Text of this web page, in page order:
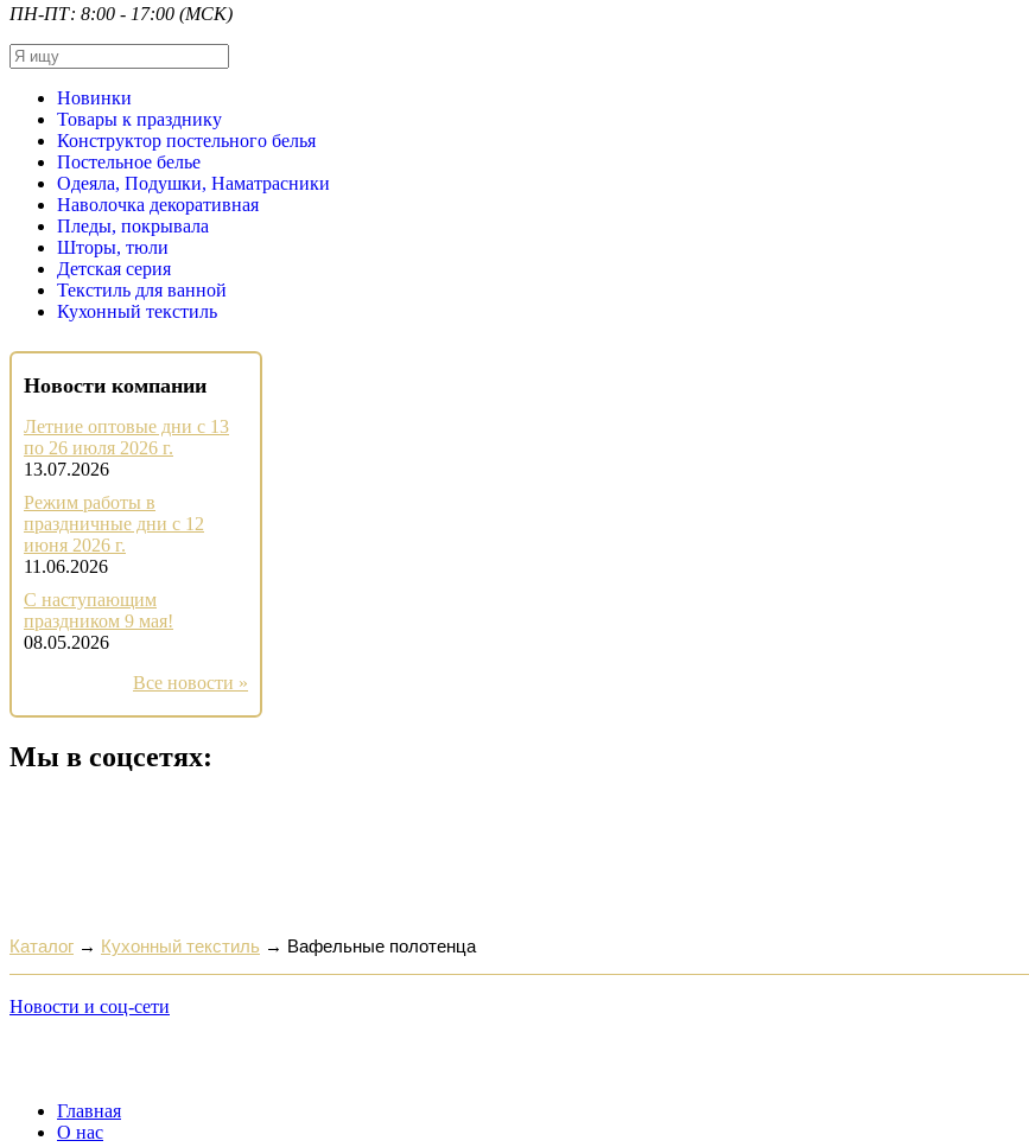
ПН-ПТ: 8:00 - 17:00 (МСК)
Новинки
Товары к празднику
Конструктор постельного белья
Постельное белье
Одеяла, Подушки, Наматрасники
Наволочка декоративная
Пледы, покрывала
Шторы, тюли
Детская серия
Текстиль для ванной
Кухонный текстиль
Новости компании
Летние оптовые дни с 13
по 26 июля 2026 г.
13.07.2026
Режим работы в
праздничные дни с 12
июня 2026 г.
11.06.2026
С наступающим
праздником 9 мая!
08.05.2026
Все новости »
Мы в соцсетях:
Каталог → Кухонный текстиль → Вафельные полотенца
Новости и соц-сети
Главная
О нас